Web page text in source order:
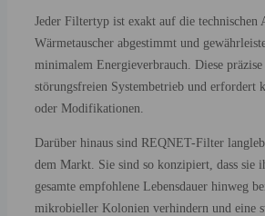
Jeder Filtertyp ist exakt auf die
Wärmetauscher abgestimmt und
minimalem Energieverbrauch. Diese
störungsfreien Systembetrieb und erfordert
oder Modifikationen.
Darüber hinaus sind REQNET-Filter
dem Markt. Sie sind so konzipiert, dass sie
gesamte empfohlene Lebensdauer hinweg
mikrobieller Kolonien verhindern und eine